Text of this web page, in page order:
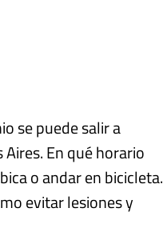
se puede salir a
En qué horario
o andar en bicicleta.
evitar lesiones y